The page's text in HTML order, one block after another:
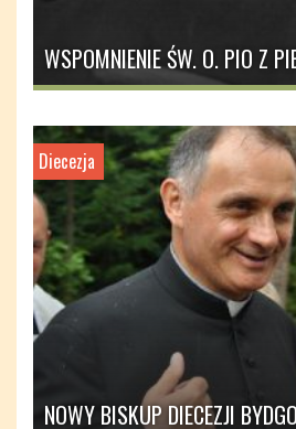
WSPOMNIENIE ŚW. O. PIO Z
NOWY BISKUP DIECEZJI
Diecezja